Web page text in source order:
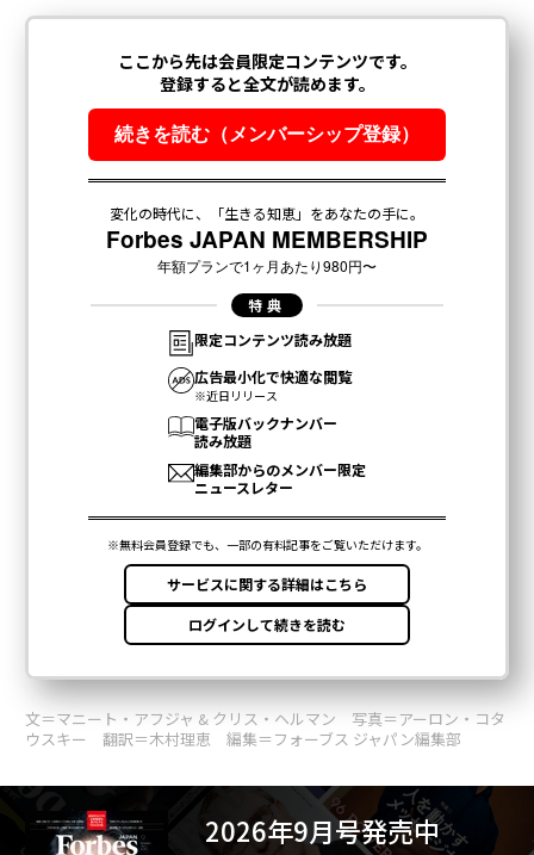
文＝マニート・アフジャ & クリス・ヘルマン 写真＝アーロン・コタ
ウスキー 翻訳＝木村理恵 編集＝フォーブス ジャパン編集部
2026年9月号発売中